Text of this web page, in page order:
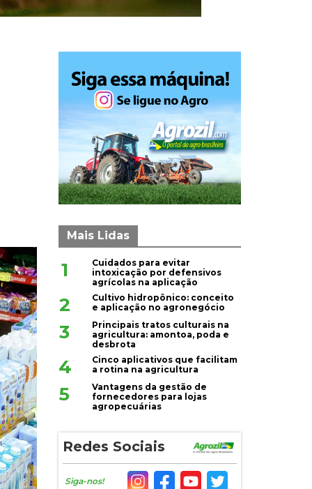
Mais Lidas
1
Cuidados para evitar
intoxicação por defensivos
agrícolas na aplicação
2
Cultivo hidropônico: conceito
e aplicação no agronegócio
3
Principais tratos culturais na
agricultura: amontoa, poda e
desbrota
4
Cinco aplicativos que facilitam
a rotina na agricultura
5
Vantagens da gestão de
fornecedores para lojas
agropecuárias
Redes Sociais
Siga-nos!